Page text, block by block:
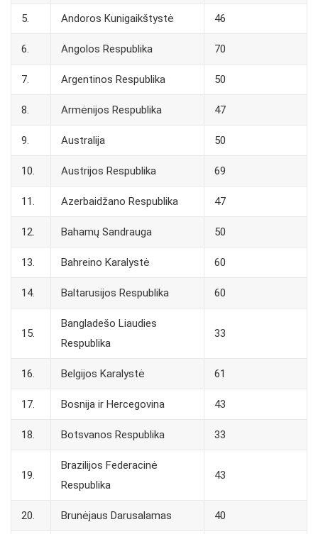
5. Andoros Kunigaikštystė 46
6. Angolos Respublika 70
7. Argentinos Respublika 50
8. Armėnijos Respublika 47
9. Australija 50
10. Austrijos Respublika 69
11. Azerbaidžano Respublika 47
12. Bahamų Sandrauga 50
13. Bahreino Karalystė 60
14. Baltarusijos Respublika 60
15.
Bangladešo Liaudies
Respublika
33
16. Belgijos Karalystė 61
17. Bosnija ir Hercegovina 43
18. Botsvanos Respublika 33
19.
Brazilijos Federacinė
Respublika
43
20. Brunėjaus Darusalamas 40